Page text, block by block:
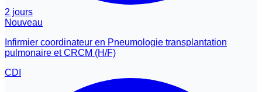
2 jours
Nouveau
Infirmier coordinateur en Pneumologie transplantation
pulmonaire et CRCM (H/F)
CDI